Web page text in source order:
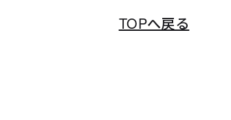
TOPへ戻る